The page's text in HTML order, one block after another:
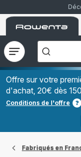
Ouvrir
le
menu
recherchez-
vous
?","Aspirateurs
à
Vapeurs","Sèche
Cheveux"]
Offre sur votre
d'achat, 20€ dès
Conditions de l'offre
Fabriqués en